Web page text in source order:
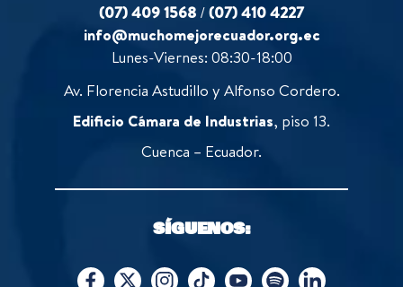
(07) 409 1568 /(07) 410 4227
info@muchomejorecuador.org.ec
Lunes-Viernes: 08:30-18:00
Av. Florencia Astudillo y Alfonso Cordero.
Edificio Cámara de Industrias, piso 13.
Cuenca – Ecuador.
SÍGUENOS: